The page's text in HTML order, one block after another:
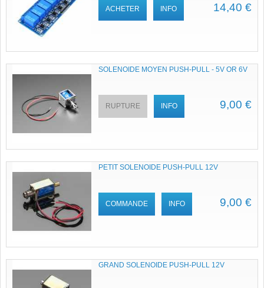
14,40 €
ACHETER INFO
SOLENOIDE MOYEN PUSH-PULL - 5V OR 6V
9,00 €
RUPTURE INFO
PETIT SOLENOIDE PUSH-PULL 12V
9,00 €
COMMANDE INFO
GRAND SOLENOIDE PUSH-PULL 12V